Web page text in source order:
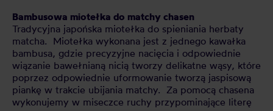
Bambusowa miotełka do matchy chasen
Tradycyjna japońska miotełka do spieniania herbaty
matcha. Miotełka wykonana jest z jednego kawałka
bambusa, gdzie precyzyjne nacięcia i odpowiednie
wiązanie bawełnianą nicią tworzy delikatne wąsy, które
poprzez odpowiednie uformowanie tworzą jaspisową
piankę w trakcie ubijania matchy. Za pomocą chasena
wykonujemy w miseczce ruchy przypominające literę